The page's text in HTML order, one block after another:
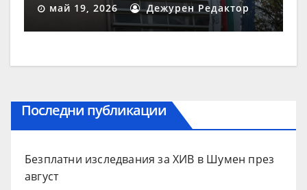
май 19, 2026 Дежурен Редактор
Последни публикации
Безплатни изследвания за ХИВ в Шумен през
август